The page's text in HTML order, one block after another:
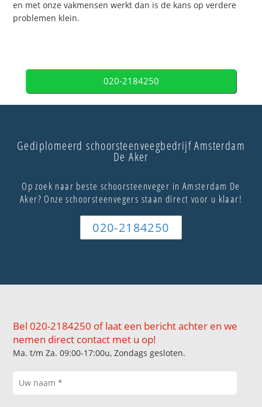
en met onze vakmensen werkt dan is de kans op verdere
problemen klein.
020-2184250
Gediplomeerd schoorsteenveegbedrijf Amsterdam
De Aker
Op zoek naar beste schoorsteenveger in Amsterdam De
Aker? Onze schoorsteenvegers staan direct voor u klaar!
020-2184250
Bel 020-2184250 of laat een bericht achter en we
nemen direct contact met u op!
Ma. t/m Za. 09:00-17:00u, Zondags gesloten.